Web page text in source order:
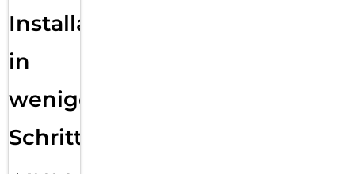
Installation
in
wenigen
Schritten